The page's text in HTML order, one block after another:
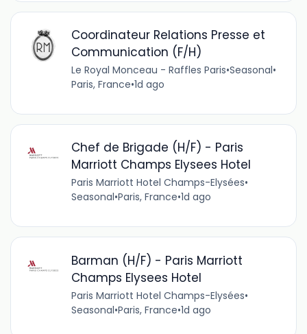
Coordinateur Relations Presse et
Communication (F/H)
Le Royal Monceau - Raffles Paris•Seasonal•
Paris, France•1d ago
Chef de Brigade (H/F) - Paris
Marriott Champs Elysees Hotel
Paris Marriott Hotel Champs-Elysées•
Seasonal•Paris, France•1d ago
Barman (H/F) - Paris Marriott
Champs Elysees Hotel
Paris Marriott Hotel Champs-Elysées•
Seasonal•Paris, France•1d ago